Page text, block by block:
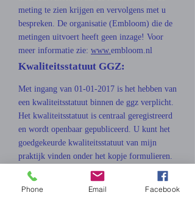
meting te zien krijgen en vervolgens met u
bespreken. De organisatie (Embloom) die de
metingen uitvoert heeft geen inzage! Voor
meer informatie zie: www.embloom.nl
Kwaliteitsstatuut GGZ:
Met ingang van 01-01-2017 is het hebben van
een kwaliteitsstatuut binnen de ggz verplicht.
Het kwaliteitsstatuut is centraal geregistreerd
en wordt openbaar gepubliceerd. U kunt het
goedgekeurde kwaliteitsstatuut van mijn
praktijk vinden onder het kopje formulieren.
Groepsbehandeling
In de loop van 2026 ligt het
Phone Email Facebook